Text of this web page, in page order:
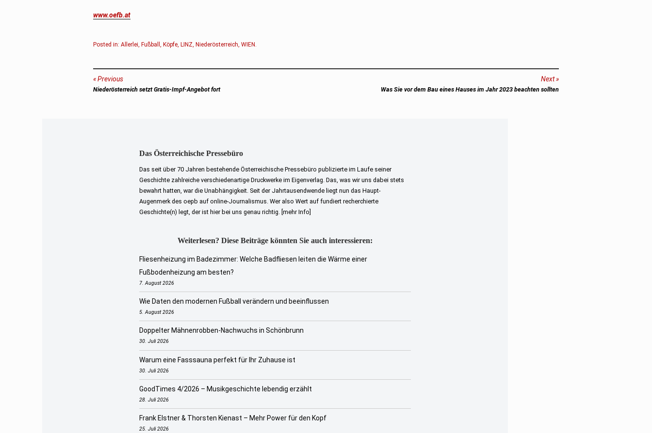
www.oefb.at
Posted in: Allerlei Fußball Köpfe LINZ Niederösterreich WIEN
Beitragsnavigation
Previous
Previous
Niederösterreich setzt Gratis-Impf-Angebot fort
Next
Next
Was Sie vor dem Bau eines Hauses im Jahr 2023 beachten sollten
Das Österreichische Pressebüro
Das seit über 70 Jahren bestehende Österreichische Pressebüro publizierte im Laufe seiner
Geschichte zahlreiche verschiedenartige Druckwerke im Eigenverlag. Das, was wir uns dabei stets
bewahrt hatten, war die Unabhängigkeit. Seit der Jahrtausendwende liegt nun das Haupt-
Augenmerk des oepb auf online-Journalismus. Wer also Wert auf fundiert recherchierte
Geschichte(n) legt, der ist hier bei uns genau richtig. [mehr Info]
Weiterlesen? Diese Beiträge könnten Sie auch interessieren:
Fliesenheizung im Badezimmer: Welche Badfliesen leiten die Wärme einer
Fußbodenheizung am besten?
7. August 2026
Wie Daten den modernen Fußball verändern und beeinflussen
5. August 2026
Doppelter Mähnenrobben-Nachwuchs in Schönbrunn
30. Juli 2026
Warum eine Fasssauna perfekt für Ihr Zuhause ist
30. Juli 2026
GoodTimes 4/2026 – Musikgeschichte lebendig erzählt
28. Juli 2026
Frank Elstner & Thorsten Kienast – Mehr Power für den Kopf
25. Juli 2026